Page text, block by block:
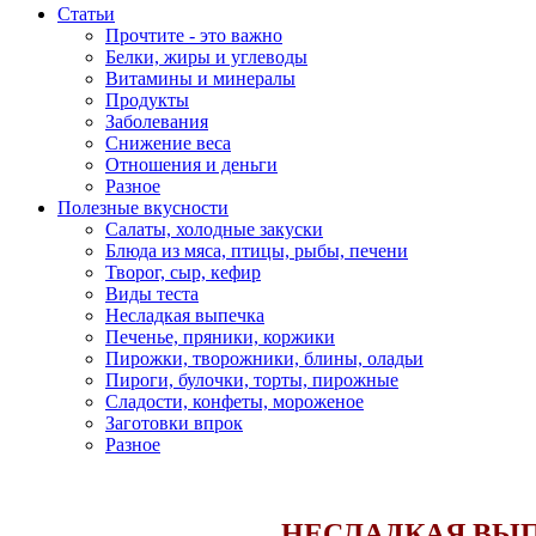
Статьи
Прочтите - это важно
Белки, жиры и углеводы
Витамины и минералы
Продукты
Заболевания
Снижение веса
Отношения и деньги
Разное
Полезные вкусности
Салаты, холодные закуски
Блюда из мяса, птицы, рыбы, печени
Творог, сыр, кефир
Виды теста
Несладкая выпечка
Печенье, пряники, коржики
Пирожки, творожники, блины, оладьи
Пироги, булочки, торты, пирожные
Сладости, конфеты, мороженое
Заготовки впрок
Разное